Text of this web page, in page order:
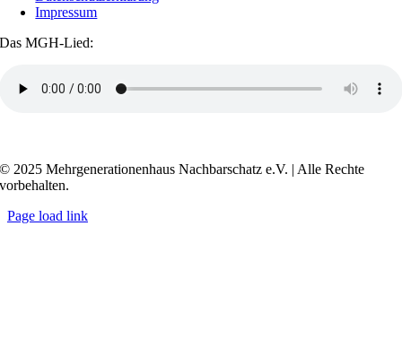
Impressum
Das MGH-Lied:
© 2025 Mehrgenerationenhaus Nachbarschatz e.V. | Alle Rechte
vorbehalten.
Page load link